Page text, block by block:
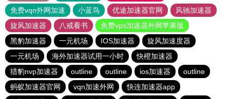
免费vqn外网加速
小蓝鸟 优途加速器官网
风驰加速器
旋风加速器
八戒看书
免费vps加速器外网苹果版
黑豹加速器
一元机场 IOS加速器
旋风加速度器
一元机场
海外加速器试用一小时
快橙加速器
猎豹nvp加速器
outline outline ios加速器
outline
蚂蚁加速器官网
vqn加速外网
快连加速器app